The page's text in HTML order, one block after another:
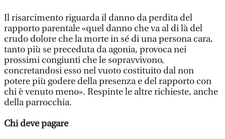
Il risarcimento riguarda il danno da perdita del
rapporto parentale «quel danno che va al di là del
crudo dolore che la morte in sé di una persona cara,
tanto più se preceduta da agonia, provoca nei
prossimi congiunti che le sopravvivono,
concretandosi esso nel vuoto costituito dal non
potere più godere della presenza e del rapporto con
chi è venuto meno». Respinte le altre richieste, anche
della parrocchia.
Chi deve pagare